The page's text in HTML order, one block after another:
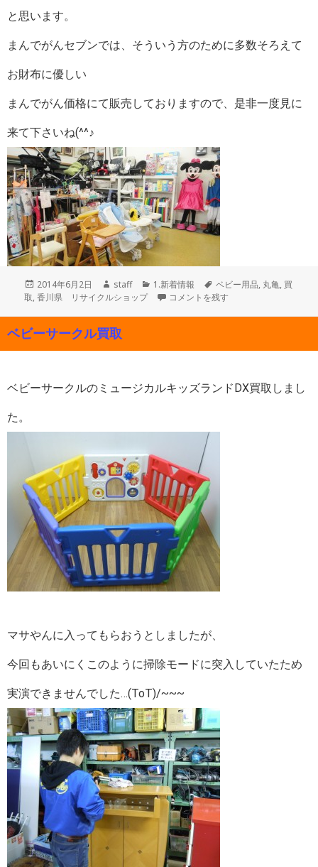
と思います。
まんでがんセブンでは、そういう方のために多数そろえて
お財布に優しい
まんでがん価格にて販売しておりますので、是非一度見に
来て下さいね(^^♪
投
稿
2014年6月2日
作
成
staff
カ
テ
1.新着情報
タ
グ
ベビー用品, 丸亀, 買
取,香川県 リサイクルショップ ♪ベビーコーナーリニューアルしまし
コメントを残す
ベビーサークル買取
ベビーサークルのミュージカルキッズランドDX買取しまし
た。
マサやんに入ってもらおうとしましたが、
今回もあいにくこのように掃除モードに突入していたため
実演できませんでした…(ToT)/~~~